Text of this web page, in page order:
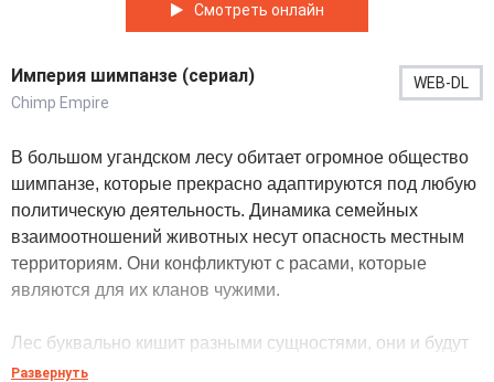
Смотреть онлайн
Империя шимпанзе (сериал)
Chimp Empire
WEB-DL
В большом угандском лесу обитает огромное общество
шимпанзе, которые прекрасно адаптируются под любую
политическую деятельность. Динамика семейных
взаимоотношений животных несут опасность местным
территориям. Они конфликтуют с расами, которые
являются для их кланов чужими.
Лес буквально кишит разными сущностями, они и будут
участниками данного шоу, которое длится уже много лет.
Развернуть